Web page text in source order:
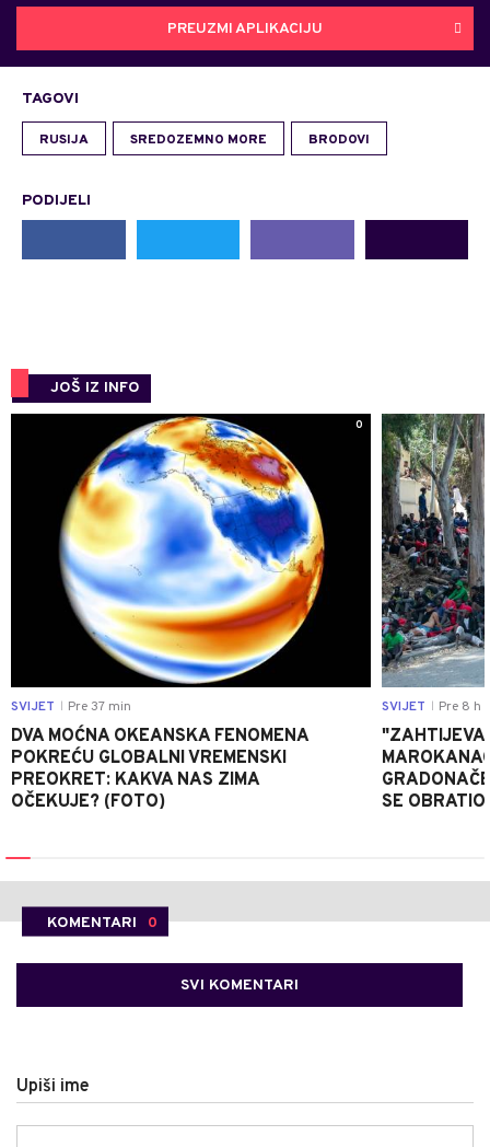
PREUZMI APLIKACIJU
TAGOVI
RUSIJA SREDOZEMNO MORE BRODOVI
PODIJELI
JOŠ IZ INFO
0
SVIJET Pre 37 min
DVA MOĆNA OKEANSKA FENOMENA
POKREĆU GLOBALNI VREMENSKI
PREOKRET: KAKVA NAS ZIMA
OČEKUJE? (FOTO)
SVIJET Pre 8 h
SE
KOMENTARI 0
SVI KOMENTARI
Upiši ime